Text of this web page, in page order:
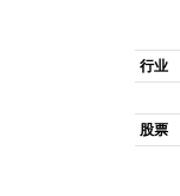
行业
股票